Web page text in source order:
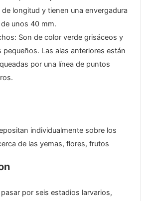
de longitud y tienen una envergadura
de unos 40 mm.
Son de color verde grisáceos y
pequeños. Las alas anteriores están
por una línea de puntos
individualmente sobre los
de las yemas, flores, frutos
pasar por seis estadios larvarios,